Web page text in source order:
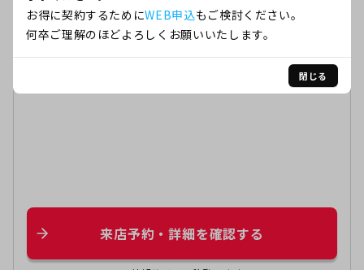
来店予約・詳細を確認する
お得に契約するためにWEB申込もご検討ください。
何卒ご理解のほどよろしくお願いいたします。
閉じる